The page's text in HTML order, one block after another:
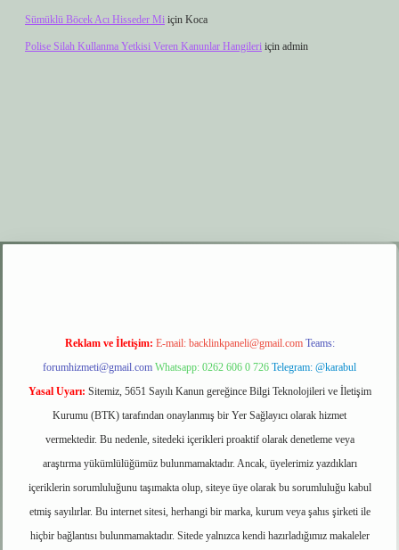
Sümüklü Böcek Acı Hisseder Mi için Koca
Polise Silah Kullanma Yetkisi Veren Kanunlar Hangileri için admin
elexbet giriş
Reklam ve İletişim: E-mail: backlinkpaneli@gmail.com Teams:
forumhizmeti@gmail.com Whatsapp: 0262 606 0 726 Telegram: @karabul
Yasal Uyarı: Sitemiz, 5651 Sayılı Kanun gereğince Bilgi Teknolojileri ve İletişim
Kurumu (BTK) tarafından onaylanmış bir Yer Sağlayıcı olarak hizmet
vermektedir. Bu nedenle, sitedeki içerikleri proaktif olarak denetleme veya
araştırma yükümlülüğümüz bulunmamaktadır. Ancak, üyelerimiz yazdıkları
içeriklerin sorumluluğunu taşımakta olup, siteye üye olarak bu sorumluluğu kabul
etmiş sayılırlar. Bu internet sitesi, herhangi bir marka, kurum veya şahıs şirketi ile
hiçbir bağlantısı bulunmamaktadır. Sitede yalnızca kendi hazırladığımız makaleler